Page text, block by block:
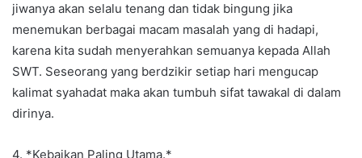
jiwanya akan selalu tenang dan tidak bingung jika
menemukan berbagai macam masalah yang di hadapi,
karena kita sudah menyerahkan semuanya kepada Allah
SWT. Seseorang yang berdzikir setiap hari mengucap
kalimat syahadat maka akan tumbuh sifat tawakal di dalam
dirinya.
4. *Kebaikan Paling Utama.*